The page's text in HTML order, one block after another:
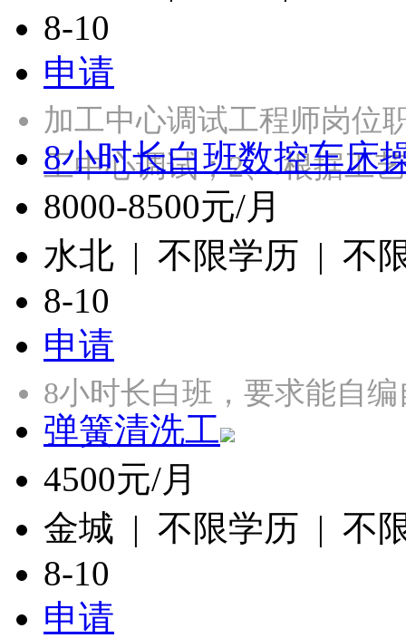
8-10
申请
加工中心调试工程师岗位
工中心调试；2、 根据工
8小时长白班数控车床
8000-8500元/月
水北 | 不限学历 | 不
8-10
申请
8小时长白班，要求能自
弹簧清洗工
4500元/月
金城 | 不限学历 | 不
8-10
申请